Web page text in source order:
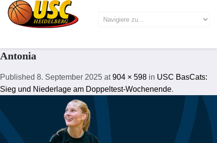
Antonia
Published 8. September 2025 at904 × 598 in USC BasCats:
Sieg und Niederlage am Doppeltest-Wochenende.